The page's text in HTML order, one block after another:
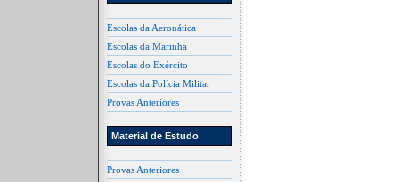
Escolas da Aeronática
Escolas da Marinha
Escolas do Exército
Escolas da Polícia Militar
Provas Anteriores
Material de Estudo
Provas Anteriores